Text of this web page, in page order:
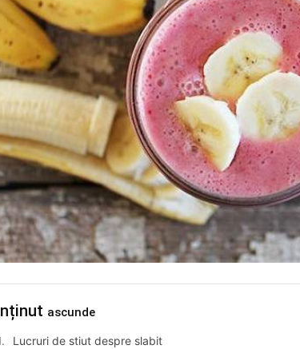
ascunde
Lucruri de stiut despre slabit